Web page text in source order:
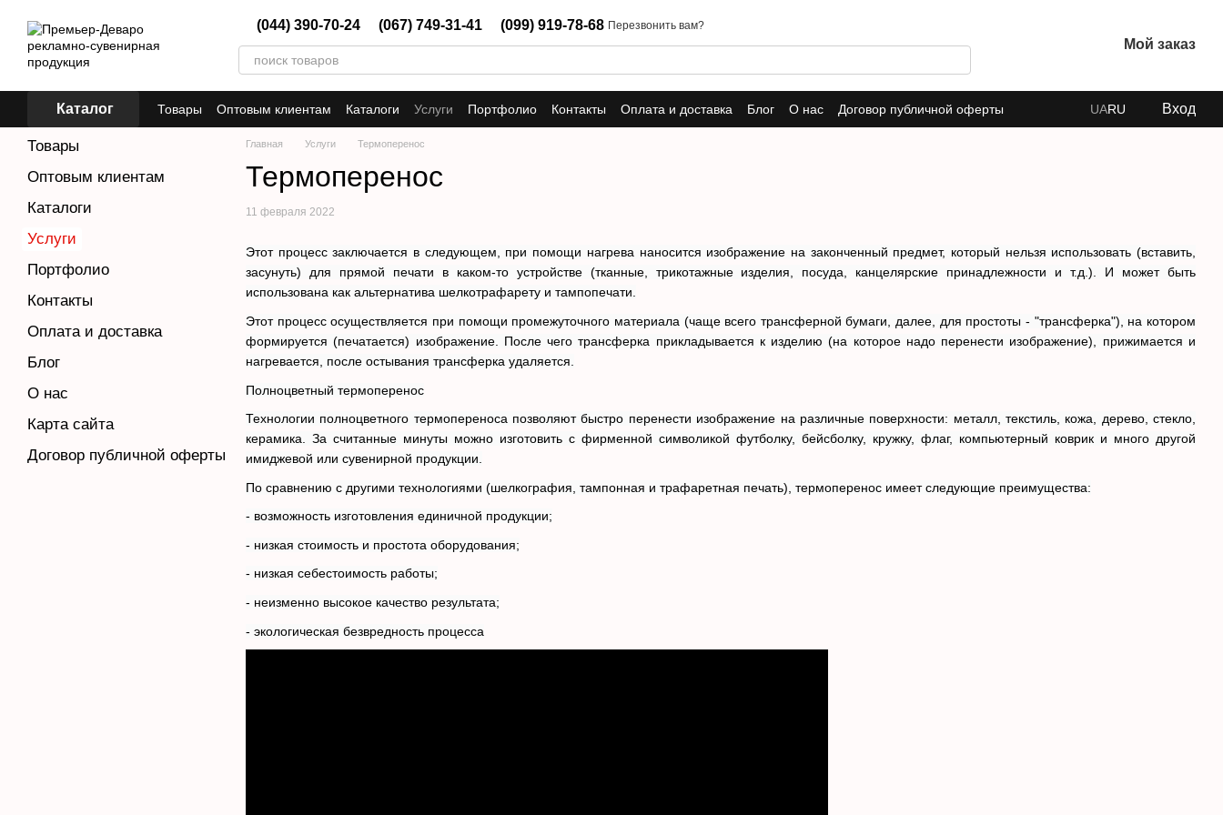
(044) 390-70-24 (067) 749-31-41 (099) 919-78-68 Перезвонить вам?
Мой заказ
Каталог Товары Оптовым клиентам Каталоги Услуги Портфолио Контакты Оплата и доставка Блог О нас Договор публичной оферты UARU Вход
Главная Услуги Термоперенос
Термоперенос
11 февраля 2022
Этот процесс заключается в следующем, при помощи нагрева наносится изображение на законченный предмет, который нельзя использовать (вставить,
засунуть) для прямой печати в каком-то устройстве (тканные, трикотажные изделия, посуда, канцелярские принадлежности и т.д.). И может быть
использована как альтернатива шелкотрафарету и тампопечати.
Этот процесс осуществляется при помощи промежуточного материала (чаще всего трансферной бумаги, далее, для простоты - "трансферка"), на котором
формируется (печатается) изображение. После чего трансферка прикладывается к изделию (на которое надо перенести изображение), прижимается и
нагревается, после остывания трансферка удаляется.
Полноцветный термоперенос
Технологии полноцветного термопереноса позволяют быстро перенести изображение на различные поверхности: металл, текстиль, кожа, дерево, стекло,
керамика. За считанные минуты можно изготовить с фирменной символикой футболку, бейсболку, кружку, флаг, компьютерный коврик и много другой
имиджевой или сувенирной продукции.
По сравнению с другими технологиями (шелкография, тампонная и трафаретная печать), термоперенос имеет следующие преимущества:
- возможность изготовления единичной продукции;
- низкая стоимость и простота оборудования;
- низкая себестоимость работы;
- неизменно высокое качество результата;
- экологическая безвредность процесса
Товары
Оптовым клиентам
Каталоги
Услуги
Портфолио
Контакты
Оплата и доставка
Блог
О нас
Карта сайта
Договор публичной оферты